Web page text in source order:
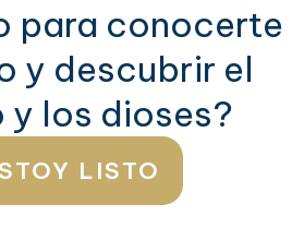
para conocerte
y descubrir el
y los dioses?
LISTO